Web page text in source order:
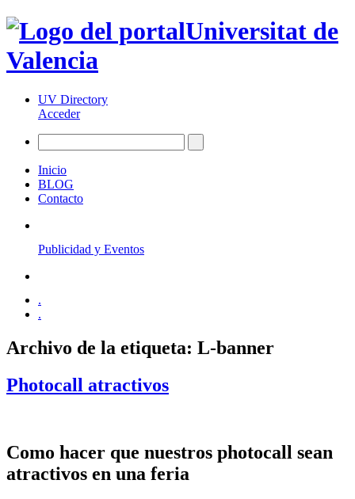
Universitat de
Valencia
UV Directory
Acceder
Inicio
BLOG
Contacto
Publicidad y Eventos
.
.
Archivo de la etiqueta: L-banner
Photocall atractivos
Como hacer que nuestros photocall sean
atractivos en una feria